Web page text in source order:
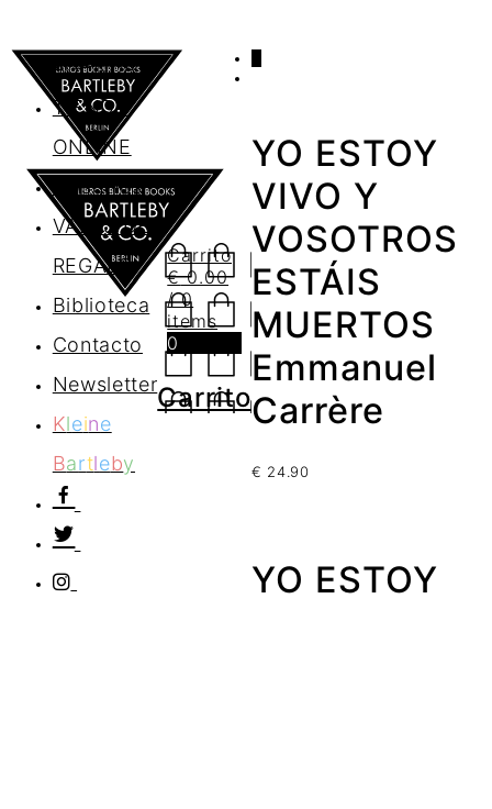
AGENDA
TIENDA
ONLINE
Nosotros
VALES DE
REGALO
Biblioteca
Contacto
Newsletter
Kleine
Bartleby
Carrito
€0.00
/ 0
items
0
Carrito
YO ESTOY
VIVO Y
VOSOTROS
ESTÁIS
MUERTOS
Emmanuel
Carrère
€ 24.90
YO ESTOY